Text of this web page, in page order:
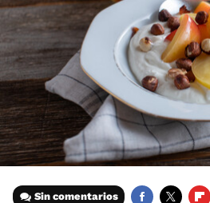
Sin comentarios